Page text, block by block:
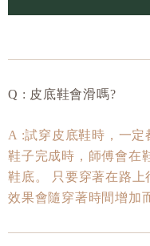
Q : 皮底鞋會滑嗎?
A :試穿皮底鞋時，一
鞋子完成時，師傅會在
鞋底。 只要穿著在路上
效果會隨穿著時間增加